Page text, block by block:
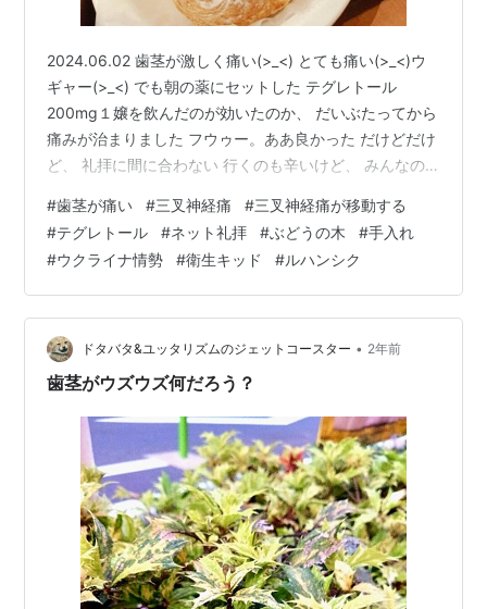
2024.06.02 歯茎が激しく痛い(>_<) とても痛い(>_<)ウ
ギャー(>_<) でも朝の薬にセットした テグレトール
200mg１嬢を飲んだのが効いたのか、 だいぶたってから
痛みが治まりました フウゥー。ああ良かった だけどだけ
ど、 礼拝に間に合わない 行くのも辛いけど、 みんなの
か。 うちのPCは立ち上がりが遅いんです🐌💨💨 すぐベ
ランダの前がJRだから環境は悪いです ウーン、礼拝開始
に立ち上がりが遅れるなあ。 今日のメッセージです。 コ
ードはフレッツ光だしGoogleも入ってる。 でもトロ～リ
ズムなんですよね ‭ヨハネの福音書 …
#歯茎が痛い #三叉神経痛 #三叉神経痛が移動する
#テグレトール #ネット礼拝 #ぶどうの木 #手入れ
#ウクライナ情勢 #衛生キッド #ルハンシク
ドタバタ&ユッタリズムのジェットコースター • 2年前
歯茎がウズウズ何だろう？